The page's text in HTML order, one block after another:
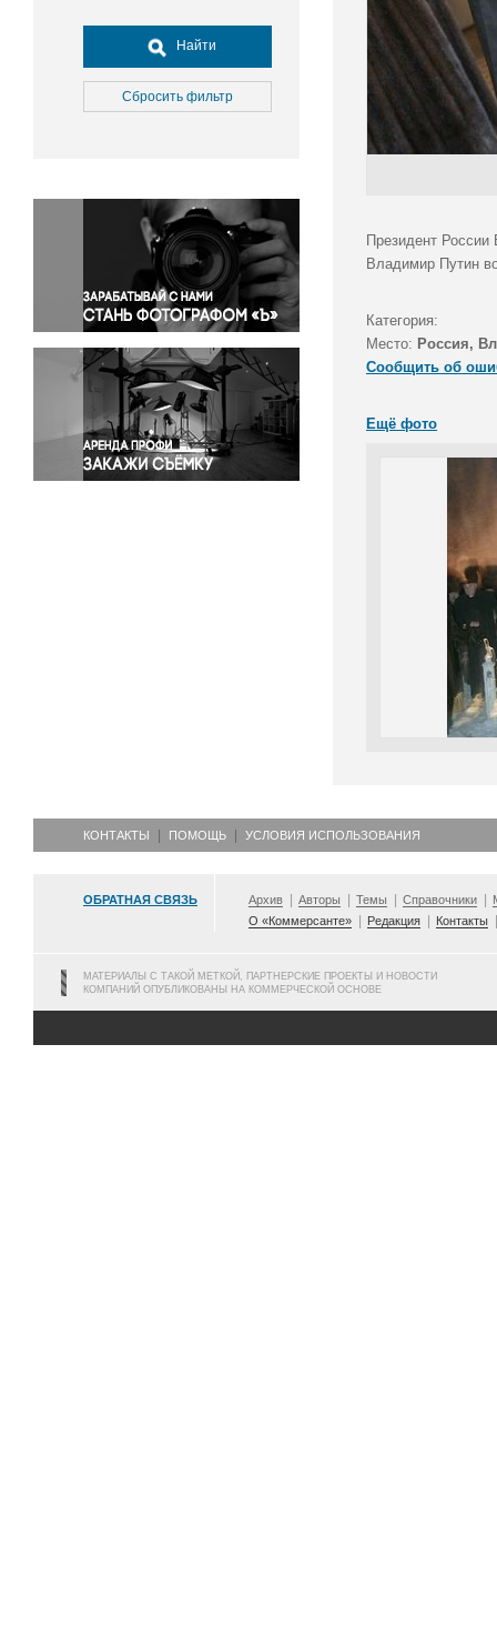
Досуг, туризм и отдых
Культура
Медицина
Окружающая среда
Политика
Правосудие
Происшествия и конфликты
Религия
Светская жизнь
Спорт
Экология
Экономика и бизнес
Найти
Сбросить фильтр
Президент
Владимир Путин
Категория:
Место: Россия,
Сообщить об
Ещё фото
КОНТАКТЫ ПОМОЩЬ УСЛОВИЯ ИСПОЛЬЗОВАНИЯ
ОБРАТНАЯ СВЯЗЬ Архив Авторы Темы Справочники
О «Коммерсанте»
Редакция Контакты
МАТЕРИАЛЫ С ТАКОЙ МЕТКОЙ, ПАРТНЕРСКИЕ ПРОЕКТЫ И НОВОСТИ
КОМПАНИЙ ОПУБЛИКОВАНЫ НА КОММЕРЧЕСКОЙ ОСНОВЕ